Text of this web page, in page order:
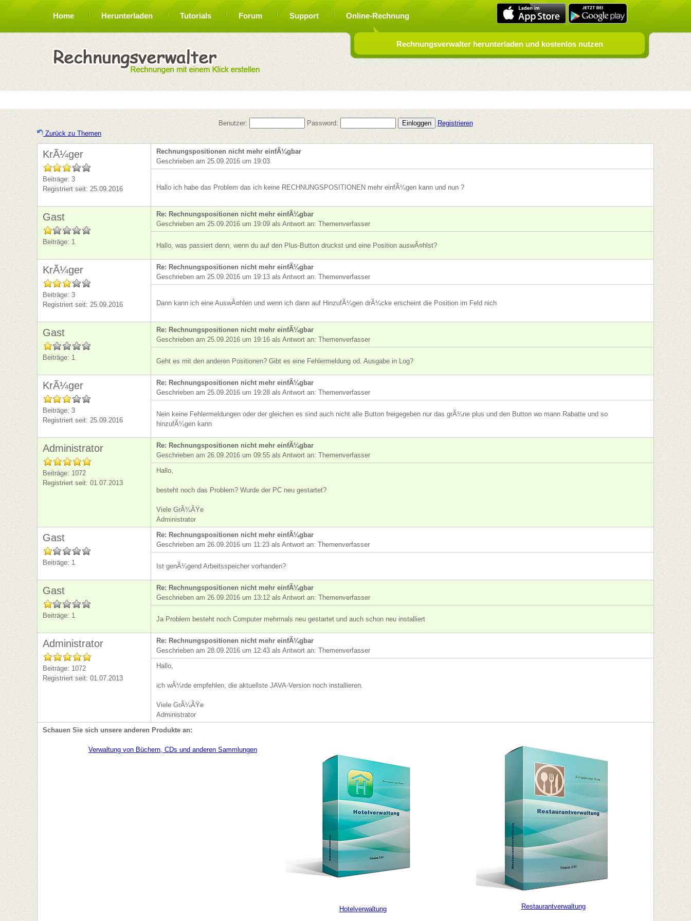
Home Herunterladen Tutorials Forum Support Online-Rechnung
Rechnungsverwalter herunterladen und kostenlos nutzen
Benutzer: Password:
Registrieren
Zurück zu Themen
KrÃ¼ger
Beiträge: 3
Registriert seit: 25.09.2016
Rechnungspositionen nicht mehr einfÃ¼gbar
Geschrieben am 25.09.2016 um 19:03
Hallo ich habe das Problem das ich keine RECHNUNGSPOSITIONEN mehr einfÃ¼gen kann und nun ?
Gast
Beiträge: 1
Re: Rechnungspositionen nicht mehr einfÃ¼gbar
Geschrieben am 25.09.2016 um 19:09 als Antwort an: Themenverfasser
Hallo, was passiert denn, wenn du auf den Plus-Button druckst und eine Position auswÃ¤hlst?
KrÃ¼ger
Beiträge: 3
Registriert seit: 25.09.2016
Re: Rechnungspositionen nicht mehr einfÃ¼gbar
Geschrieben am 25.09.2016 um 19:13 als Antwort an: Themenverfasser
Dann kann ich eine AuswÃ¤hlen und wenn ich dann auf HinzufÃ¼gen drÃ¼cke erscheint die Position im Feld nich
Gast
Beiträge: 1
Re: Rechnungspositionen nicht mehr einfÃ¼gbar
Geschrieben am 25.09.2016 um 19:16 als Antwort an: Themenverfasser
Geht es mit den anderen Positionen? Gibt es eine Fehlermeldung od. Ausgabe in Log?
KrÃ¼ger
Beiträge: 3
Registriert seit: 25.09.2016
Re: Rechnungspositionen nicht mehr einfÃ¼gbar
Geschrieben am 25.09.2016 um 19:28 als Antwort an: Themenverfasser
Nein keine Fehlermeldungen oder der gleichen es sind auch nicht alle Button freigegeben nur das grÃ¼ne plus und den Button wo mann Rabatte und so
hinzufÃ¼gen kann
Administrator
Beiträge: 1072
Registriert seit: 01.07.2013
Re: Rechnungspositionen nicht mehr einfÃ¼gbar
Geschrieben am 26.09.2016 um 09:55 als Antwort an: Themenverfasser
Hallo,
besteht noch das Problem? Wurde der PC neu gestartet?
Viele GrÃ¼ÃŸe
Administrator
Gast
Beiträge: 1
Re: Rechnungspositionen nicht mehr einfÃ¼gbar
Geschrieben am 26.09.2016 um 11:23 als Antwort an: Themenverfasser
Ist genÃ¼gend Arbeitsspeicher vorhanden?
Gast
Beiträge: 1
Re: Rechnungspositionen nicht mehr einfÃ¼gbar
Geschrieben am 26.09.2016 um 13:12 als Antwort an: Themenverfasser
Ja Problem besteht noch Computer mehrmals neu gestartet und auch schon neu installiert
Administrator
Beiträge: 1072
Registriert seit: 01.07.2013
Re: Rechnungspositionen nicht mehr einfÃ¼gbar
Geschrieben am 28.09.2016 um 12:43 als Antwort an: Themenverfasser
Hallo,
ich wÃ¼rde empfehlen, die aktuellste JAVA-Version noch installieren.
Viele GrÃ¼ÃŸe
Administrator
Schauen Sie sich unsere anderen Produkte an:
Restaurantverwaltung
Hotelverwaltung
Verwaltung von Büchern, CDs und anderen Sammlungen